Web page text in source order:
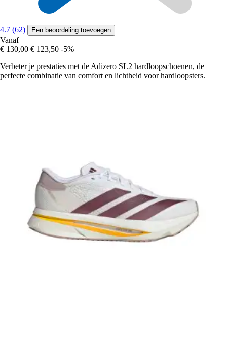
4.7 (62) Een beoordeling toevoegen
Vanaf
€ 130,00 € 123,50 -5%
Verbeter je prestaties met de Adizero SL2 hardloopschoenen, de
perfecte combinatie van comfort en lichtheid voor hardloopsters.